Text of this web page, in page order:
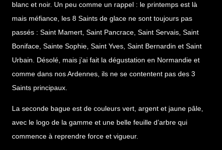
blanc et noir. Un peu comme un rappel : le printemps est là
mais méfiance, les 8 Saints de glace ne sont toujours pas
passés : Saint Mamert, Saint Pancrace, Saint Servais, Saint
Boniface, Sainte Sophie, Saint Yves, Saint Bernardin et Saint
Urbain. Désolé, mais j’ai fait la dégustation en Normandie et
comme dans nos Ardennes, ils ne se contentent pas des 3
Saints principaux.
La seconde bague est de couleurs vert, argent et jaune pâle,
avec le logo de la gamme et une belle feuille d’arbre qui
commence à reprendre force et vigueur.